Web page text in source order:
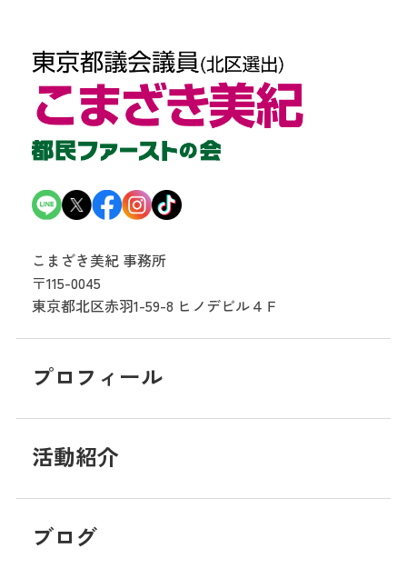
こまざき美紀 事務所
〒115-0045
東京都北区赤羽1-59-8 ヒノデビル４Ｆ
プロフィール
活動紹介
ブログ